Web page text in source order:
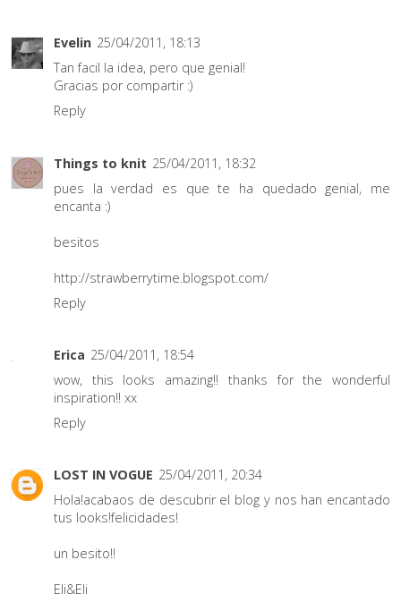
Evelin 25/04/2011, 18:13
Tan facil la idea, pero que genial!
Gracias por compartir :)
Reply
Things to knit 25/04/2011, 18:32
pues la verdad es que te ha quedado genial, me
encanta :)
besitos
http://strawberrytime.blogspot.com/
Reply
Erica 25/04/2011, 18:54
wow, this looks amazing!! thanks for the wonderful
inspiration!! xx
Reply
LOST IN VOGUE 25/04/2011, 20:34
Hola!acabaos de descubrir el blog y nos han encantado
tus looks!felicidades!
un besito!!
Eli&Eli